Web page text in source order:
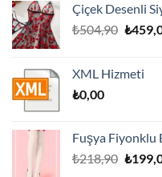
Çiçek Desenli
₺504,90 ₺
XML Hizmeti
₺0,00
Fuşya Fiyonklu
₺218,90 ₺